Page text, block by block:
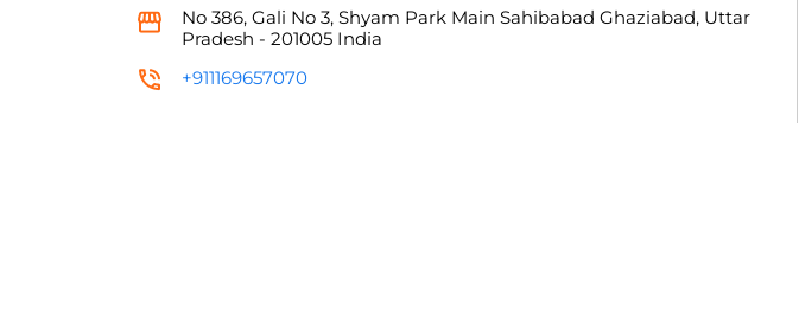
No 386, Gali No 3, Shyam Park Main Sahibabad Ghaziabad, Uttar
Pradesh - 201005 India
+911169657070